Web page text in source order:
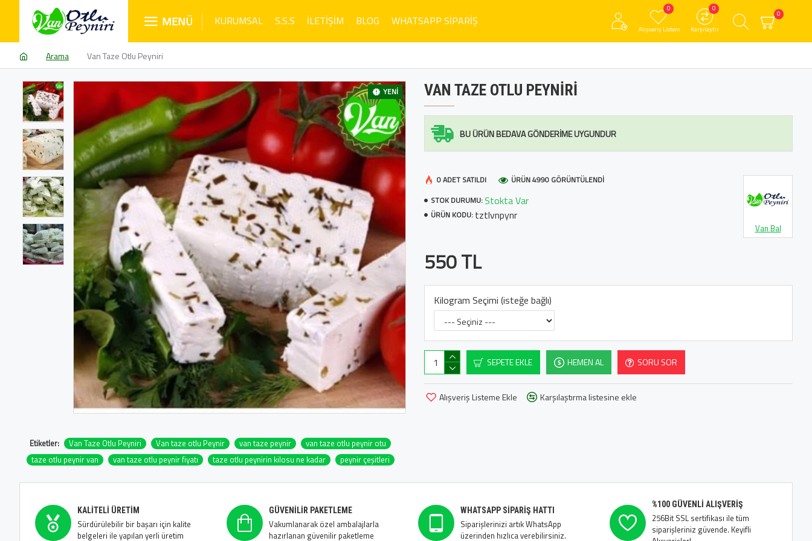
MENÜ KURUMSAL S.S.S İLETIŞIM BLOG WHATSAPP SIPARIŞ
Alışveriş Listem
0
Karşılaştır
0
0
Arama Van Taze Otlu Peyniri
YENI
Etiketler: Van Taze Otlu Peyniri Van taze otlu Peynir van taze peynir
van taze otlu peynir otu
taze otlu peynir van
van taze otlu peynir fiyatı taze otlu peynirin kilosu ne kadar peynir çeşitleri
VAN TAZE OTLU PEYNIRI
BU ÜRÜN BEDAVA GÖNDERIME UYGUNDUR
STOK DURUMU:Stokta Var
ÜRÜN KODU: tztlvnpynr
Van Bal
0 ADET SATILDI ÜRÜN 4990 GÖRÜNTÜLENDI
550 TL
Kilogram Seçimi (isteğe bağlı)
SEPETE EKLE HEMEN AL SORU SOR
Alışveriş Listeme Ekle Karşılaştırma listesine ekle
KALITELI ÜRETIM
Sürdürülebilir bir başarı için kalite
belgeleri ile yapılan yerli üretim
GÜVENILIR PAKETLEME
Vakumlanarak özel ambalajlarla
hazırlanan güvenilir paketleme
WHATSAPP SIPARIŞ HATTI
Siparişlerinizi artık WhatsApp
üzerinden hızlıca verebilirsiniz.
%100 GÜVENLI ALIŞVERIŞ
256Bit SSL sertifikası ile tüm
siparişleriniz güvende. Keyifli